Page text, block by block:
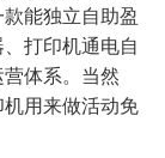
能独立自助盈
打印机通电自
体系。当然
用来做活动免